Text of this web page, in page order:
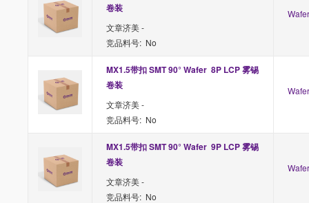
卷装
文章济美 -
竞品料号: No
MX1.5带扣 SMT 90° Wafer  8P LCP 雾锡
卷装
文章济美 -
竞品料号: No
MX1.5带扣 SMT 90° Wafer  9P LCP 雾锡
卷装
文章济美 -
竞品料号: No